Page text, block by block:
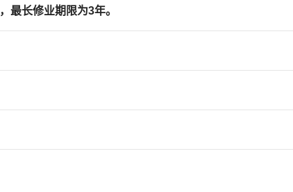
，最长修业期限为3年。